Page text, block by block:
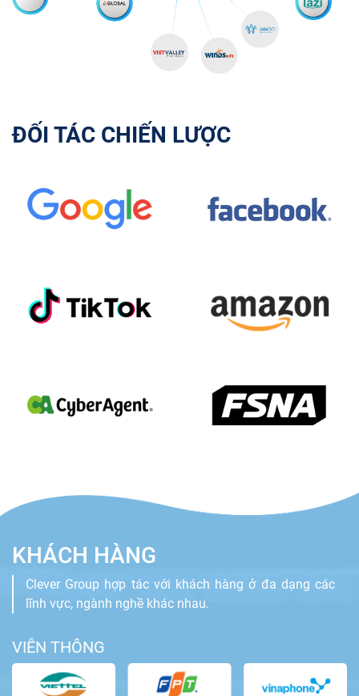
ĐỐI TÁC CHIẾN LƯỢC
KHÁCH HÀNG
Clever Group hợp tác với khách hàng ở đa dạng các
lĩnh vực, ngành nghề khác nhau.
VIỄN THÔNG